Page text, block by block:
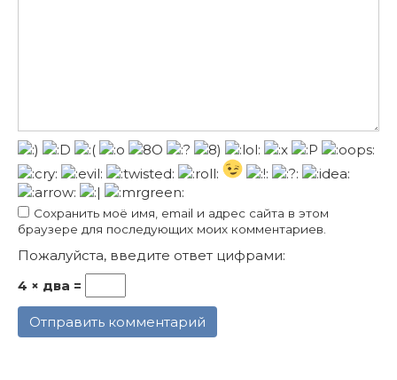
Сохранить моё имя, email и адрес сайта в этом
браузере для последующих моих комментариев.
Пожалуйста, введите ответ цифрами:
4 × два =